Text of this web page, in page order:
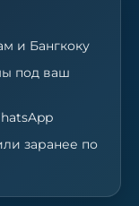
и Бангкоку
под ваш
заранее по